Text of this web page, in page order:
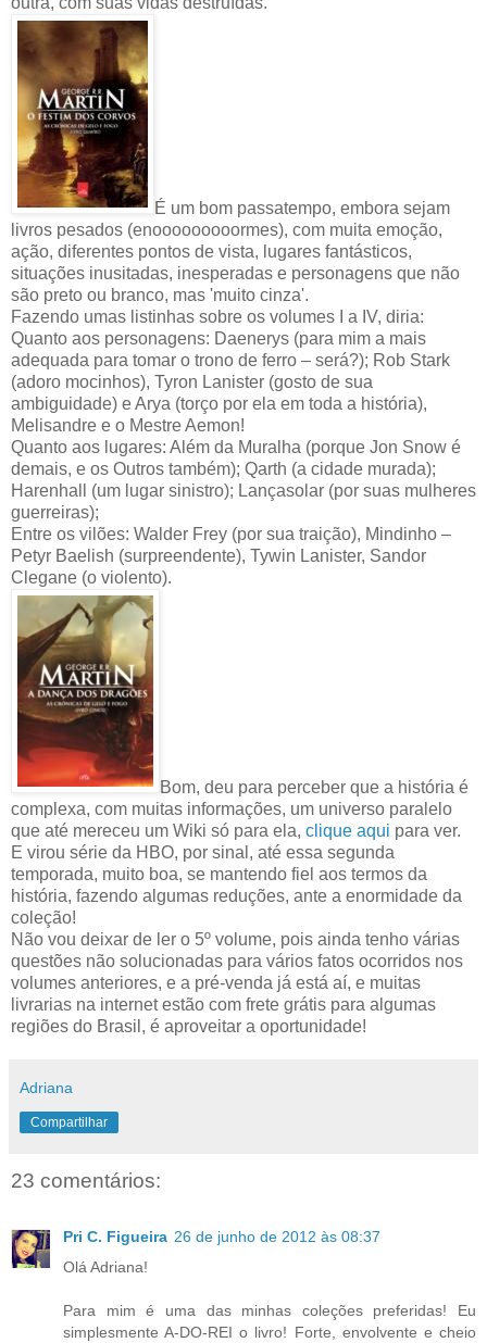
É um bom passatempo, embora sejam
livros pesados (enooooooooormes), com muita emoção,
ação, diferentes pontos de vista, lugares fantásticos,
situações inusitadas, inesperadas e personagens que não
são preto ou branco, mas 'muito cinza'.
Fazendo umas listinhas sobre os volumes I a IV, diria:
Quanto aos personagens: Daenerys (para mim a mais
adequada para tomar o trono de ferro – será?); Rob Stark
(adoro mocinhos), Tyron Lanister (gosto de sua
ambiguidade) e Arya (torço por ela em toda a história),
Melisandre e o Mestre Aemon!
Quanto aos lugares: Além da Muralha (porque Jon Snow é
demais, e os Outros também); Qarth (a cidade murada);
Harenhall (um lugar sinistro); Lançasolar (por suas mulheres
guerreiras);
Entre os vilões: Walder Frey (por sua traição), Mindinho –
Petyr Baelish (surpreendente), Tywin Lanister, Sandor
Clegane (o violento).
Bom, deu para perceber que a história é
complexa, com muitas informações, um universo paralelo
que até mereceu um Wiki só para ela, clique aqui para ver.
E virou série da HBO, por sinal, até essa segunda
temporada, muito boa, se mantendo fiel aos termos da
história, fazendo algumas reduções, ante a enormidade da
coleção!
Não vou deixar de ler o 5º volume, pois ainda tenho várias
questões não solucionadas para vários fatos ocorridos nos
volumes anteriores, e a pré-venda já está aí, e muitas
livrarias na internet estão com frete grátis para algumas
regiões do Brasil, é aproveitar a oportunidade!
Adriana
Compartilhar
23 comentários:
Pri C. Figueira 26 de junho de 2012 às 08:37
Olá Adriana!
Para mim é uma das minhas coleções preferidas! Eu
simplesmente A-DO-REI o livro! Forte, envolvente e cheio